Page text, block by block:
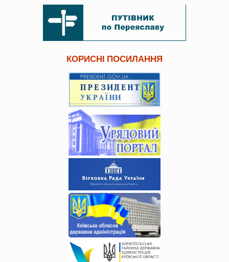
КОРИСНІ ПОСИЛАННЯ